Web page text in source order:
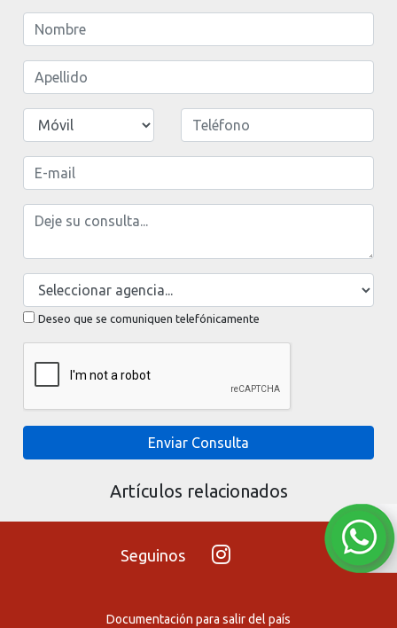
Deseo que se comuniquen telefónicamente
Enviar Consulta
Artículos relacionados
Seguinos
Documentación para salir del país